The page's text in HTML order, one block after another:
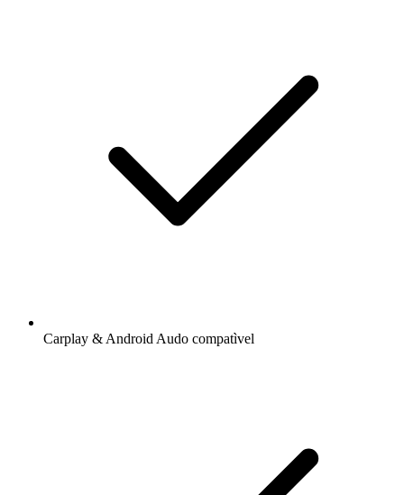
Carplay & Android Audo compatìvel